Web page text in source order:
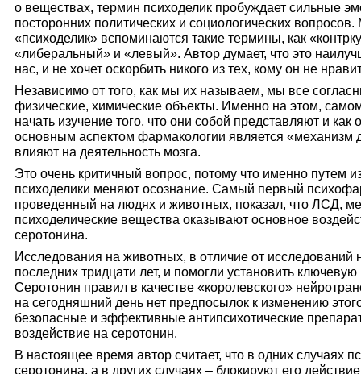
о веществах, термин психоделик пробуждает сильные
посторонних политических и социологических
«психоделик» вспоминаются такие термины, как
«либеральный» и «левый». Автор думает, что это
нас, и не хочет оскорбить никого из тех, кому он не
Независимо от того, как мы их называем, мы все
физические, химические объекты. Именно на этом,
начать изучение того, что они собой представляют и
основным аспектом фармакологии является «механизм
влияют на деятельность мозга.
Это очень критичный вопрос, потому что именно путем
психоделики меняют осознание. Самый первый
проведенный на людях и животных, показал, что ЛСД,
психоделические вещества оказывают основное
серотонина.
Исследования на животных, в отличие от исследований
последних тридцати лет, и помогли установить
Серотонин правил в качестве «королевского»
на сегодняшний день нет предпосылок к изменению
безопасные и эффективные антипсихотические
воздействие на серотонин.
В настоящее время автор считает, что в одних случаях
серотонина, а в других случаях – блокируют его